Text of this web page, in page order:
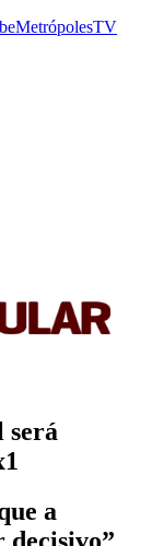
MetrópolesTV
será
a